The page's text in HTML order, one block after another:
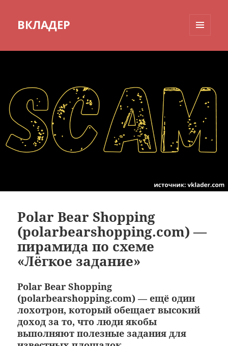
ВКЛАДЕР
Polar Bear Shopping
(polarbearshopping.com) —
пирамида по схеме
«Лёгкое задание»
Polar Bear Shopping
(polarbearshopping.com) — ещё один
лохотрон, который обещает высокий
доход за то, что люди якобы
выполняют полезные задания для